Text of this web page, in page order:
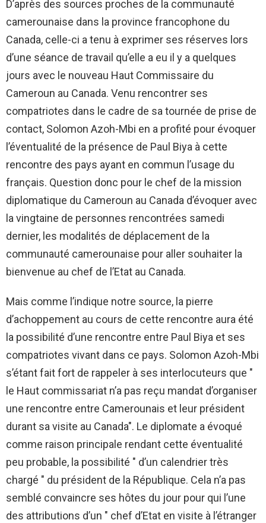
D’après des sources proches de la communauté
camerounaise dans la province francophone du
Canada, celle-ci a tenu à exprimer ses réserves lors
d’une séance de travail qu’elle a eu il y a quelques
jours avec le nouveau Haut Commissaire du
Cameroun au Canada. Venu rencontrer ses
compatriotes dans le cadre de sa tournée de prise de
contact, Solomon Azoh-Mbi en a profité pour évoquer
l’éventualité de la présence de Paul Biya à cette
rencontre des pays ayant en commun l’usage du
français. Question donc pour le chef de la mission
diplomatique du Cameroun au Canada d’évoquer avec
la vingtaine de personnes rencontrées samedi
dernier, les modalités de déplacement de la
communauté camerounaise pour aller souhaiter la
bienvenue au chef de l’Etat au Canada.
Mais comme l’indique notre source, la pierre
d’achoppement au cours de cette rencontre aura été
la possibilité d’une rencontre entre Paul Biya et ses
compatriotes vivant dans ce pays. Solomon Azoh-Mbi
s’étant fait fort de rappeler à ses interlocuteurs que "
le Haut commissariat n’a pas reçu mandat d’organiser
une rencontre entre Camerounais et leur président
durant sa visite au Canada". Le diplomate a évoqué
comme raison principale rendant cette éventualité
peu probable, la possibilité " d’un calendrier très
chargé " du président de la République. Cela n’a pas
semblé convaincre ses hôtes du jour pour qui l’une
des attributions d’un " chef d’Etat en visite à l’étranger